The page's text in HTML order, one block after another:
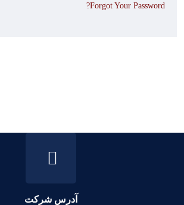
Forgot Your Password?
آدرس شرکت